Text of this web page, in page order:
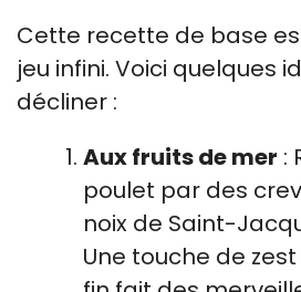
Cette recette de base
jeu infini. Voici quelques
décliner :
Aux fruits de mer :
poulet par des
noix de Saint-
Une touche de